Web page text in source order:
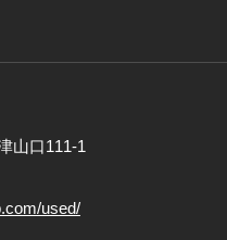
山口111-1
used/